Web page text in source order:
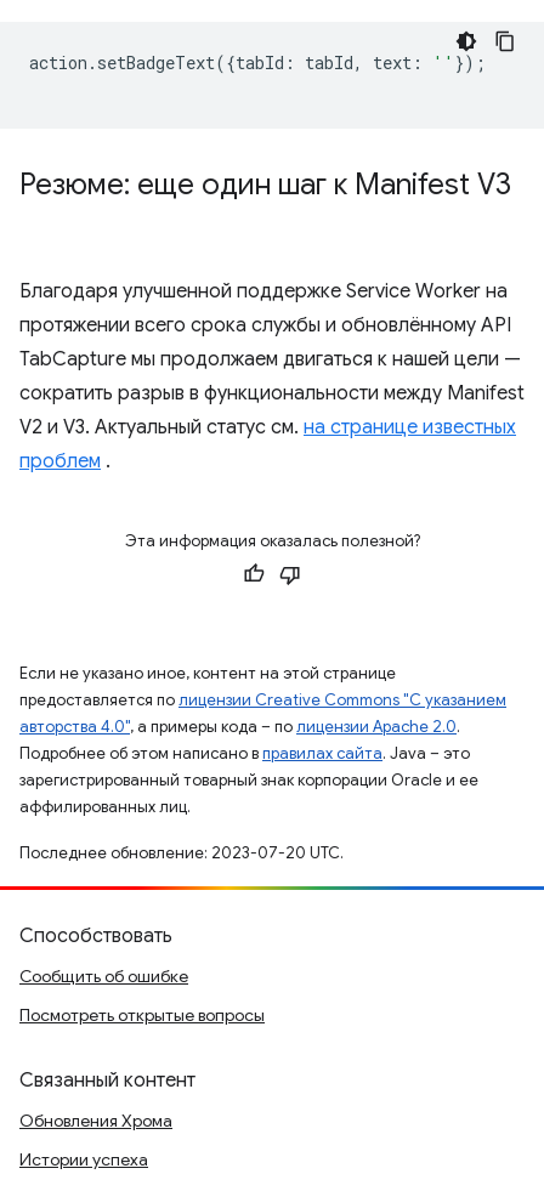
action . setBadgeText({tabId : tabId, text : '' });
Резюме: еще один шаг к Manifest V3
Благодаря улучшенной поддержке Service Worker на
протяжении всего срока службы и обновлённому API
TabCapture мы продолжаем двигаться к нашей цели —
сократить разрыв в функциональности между Manifest
V2 и V3. Актуальный статус см. на странице известных
проблем .
Эта информация оказалась полезной?
Если не указано иное, контент на этой странице
предоставляется полицензии Creative Commons "С указанием
авторства 4.0", а примеры кода – полицензии Apache 2.0.
Подробнее об этом написано вправилах сайта. Java – это
зарегистрированный товарный знак корпорации Oracle и ее
аффилированных лиц.
Последнее обновление: 2023-07-20 UTC.
Способствовать
Сообщить об ошибке
Посмотреть открытые вопросы
Связанный контент
Обновления Хрома
Истории успеха